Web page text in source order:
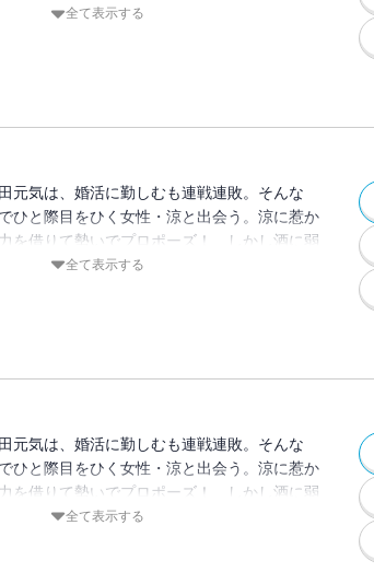
絶してしまい、目覚めた場所はなんと涼の実
全て表示する
元気は、婚活に勤しむも連戦連敗。そんな
ひと際目をひく女性・涼と出会う。涼に惹か
を借りて勢いでプロポーズ！ しかし酒に弱
絶してしまい、目覚めた場所はなんと涼の実
全て表示する
元気は、婚活に勤しむも連戦連敗。そんな
ひと際目をひく女性・涼と出会う。涼に惹か
を借りて勢いでプロポーズ！ しかし酒に弱
絶してしまい、目覚めた場所はなんと涼の実
全て表示する